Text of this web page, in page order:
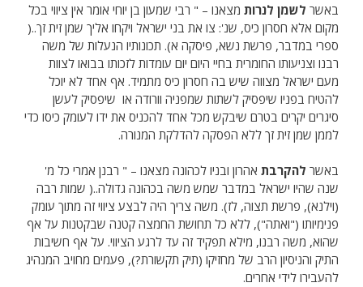
באשר לשמן לנרות מצאנו – " רבי שמעון בן יוחי אומר אין ציווי בכל
מקום אלא חסרון כיס, שנ': צו את בני ישראל ויקחו אליך שמן זית זך..(
ספרי במדבר, פרשת נשא, פיסקה א). תכונותיו הנעלות של משה
רבנו וצניעותו החומרית בחיי היום יום עומדות לזכותו בבואו לצוות
מעם ישראל מצווה שיש בה חסרון כיס מתמיד. אף אחד לא יוכל
להטיח בפניו שיפסיק לשתות שמפניה וורודה או שיפסיק לעשן
סיגרים יקרים בטרם שיבקש מכל אחד להכניס את ידו לעומק כיסו כדי
לממן שמן זית זך ללא הפסקה להדלקת המנורה.
באשר להקרבת אהרון ובניו לכהונה מצאנו – " רבנן אמרי כל מ'
שנה שהיו ישראל במדבר שמש משה בכהונה גדולה..( שמות רבה
(וילנא), פרשת תצוה, לז). משה צריך היה לבצע ציווי זה מתוך עומק
פנימיותו ("ואתה"), ללא כל תחושת החמצה קטנה שבקטנות על אף
שהוא, משה רבנו, מילא תפקיד זה עד לרגע הציווי. על אף חשיבות
התיק והניסיון הרב של מחזיקו (תיק תקשורת?), פעמים מחויב המנהיג
להעבירו לידי אחרים.